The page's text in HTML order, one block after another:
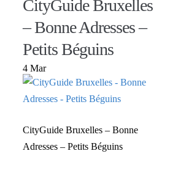
CityGuide Bruxelles
– Bonne Adresses –
Petits Béguins
4 Mar
CityGuide Bruxelles – Bonne
Adresses – Petits Béguins